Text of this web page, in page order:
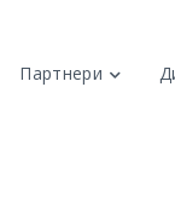
Партнери